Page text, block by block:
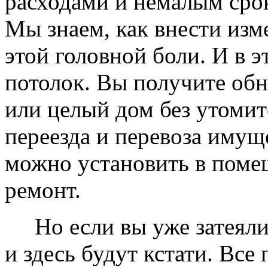
Мы знаем, как внести
этой головной боли. И в
потолок. Вы получите
или целый дом без
переезда и перевоза
можно установить в
ремонт.
Но если вы уже
и здесь будут кстати.